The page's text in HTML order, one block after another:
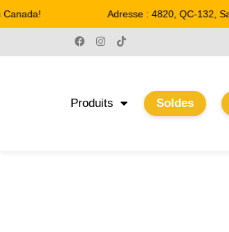
Adresse : 4820, QC-132,
Produits Soldes